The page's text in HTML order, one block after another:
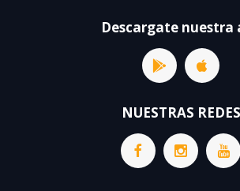
Descargate nuestra
NUESTRAS REDES